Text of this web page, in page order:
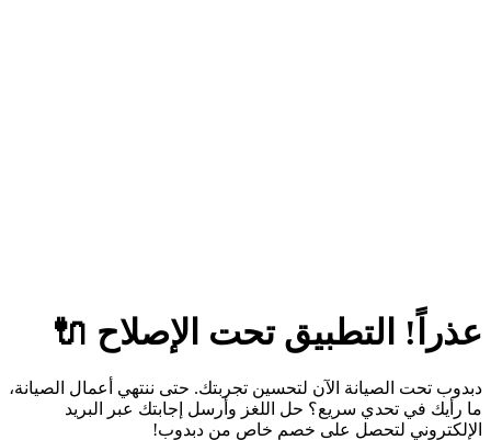
عذراً! التطبيق تحت الإصلاح 🔌
دبدوب تحت الصيانة الآن لتحسين تجربتك. حتى ننتهي أعمال الصيانة،
ما رأيك في تحدي سريع؟ حل اللغز وأرسل إجابتك عبر البريد
الإلكتروني لتحصل على خصم خاص من دبدوب!